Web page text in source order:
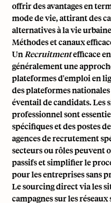
offrir des avantages en
mode de vie, attirant des
alternatives à la vie
Méthodes et canaux
Un Recruitmentefficace
généralement une
plateformes d'emploi en
des plateformes
éventail de candidats. Les
professionnel sont
spécifiques et des postes
agences de recrutement
secteurs ou rôles peuvent
passifs et simplifier le
pour les entreprises sans
Le sourcing direct via les
campagnes sur les